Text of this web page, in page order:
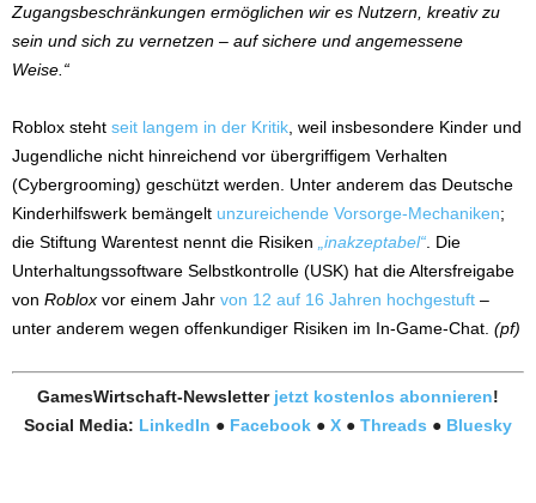
Zugangsbeschränkungen ermöglichen wir es Nutzern, kreativ zu
sein und sich zu vernetzen – auf sichere und angemessene
Weise.“
Roblox steht seit langem in der Kritik , weil insbesondere Kinder und
Jugendliche nicht hinreichend vor übergriffigem Verhalten
(Cybergrooming) geschützt werden. Unter anderem das Deutsche
Kinderhilfswerk bemängelt unzureichende Vorsorge-Mechaniken;
die Stiftung Warentest nennt die Risiken „inakzeptabel“ . Die
Unterhaltungssoftware Selbstkontrolle (USK) hat die Altersfreigabe
von Roblox vor einem Jahr von 12 auf 16 Jahren hochgestuft –
unter anderem wegen offenkundiger Risiken im In-Game-Chat. (pf)
GamesWirtschaft-Newsletter jetzt kostenlos abonnieren!
Social Media: LinkedIn ● Facebook ● X ● Threads ● Bluesky